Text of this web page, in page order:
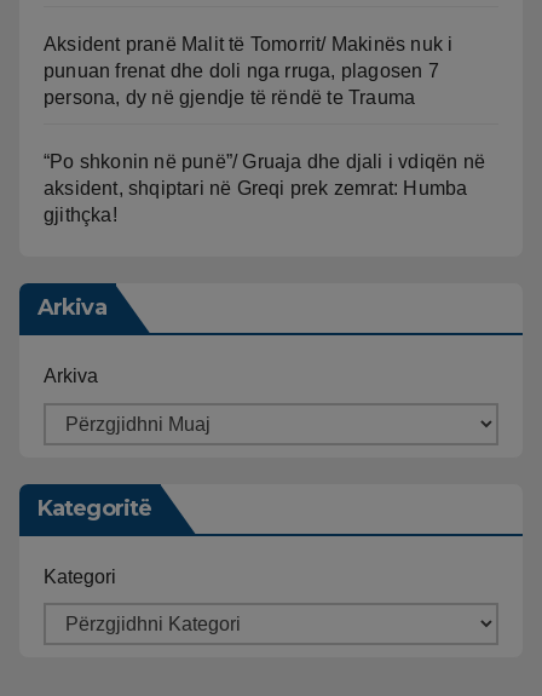
Aksident pranë Malit të Tomorrit/ Makinës nuk i
punuan frenat dhe doli nga rruga, plagosen 7
persona, dy në gjendje të rëndë te Trauma
“Po shkonin në punë”/ Gruaja dhe djali i vdiqën në
aksident, shqiptari në Greqi prek zemrat: Humba
gjithçka!
Arkiva
Arkiva
Kategoritë
Kategori